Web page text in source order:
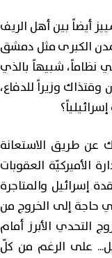
أيضاً بين أهل الريف
الكبرى مثل دمشق
نظاماً، شبيهاً بالذي
الذي بنى نظامه على تسليم الجولان في العام 1967، وكان وقتذاك وزيراً للدفاع،
ذلك عن طريق الاستعانة
الأميركيّة العقوبات
إسرائيل والمتاجرة
حاجة إلى الخروج من
التحدي الأبرز أمام
على الرغم من كلّ